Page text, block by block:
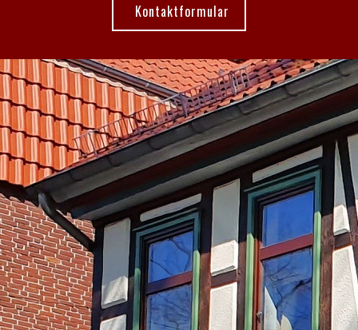
Kontaktformular